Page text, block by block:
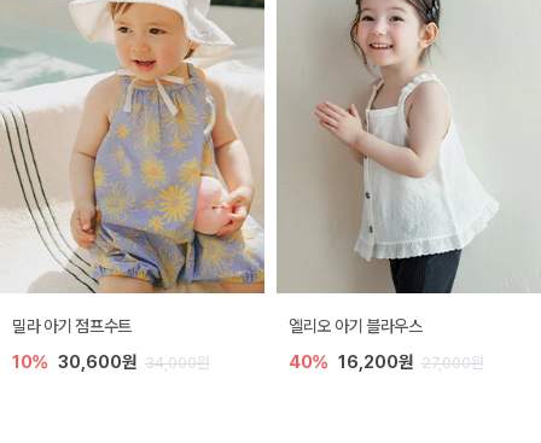
밀라 아기 점프수트
10% 30,600원 34,000원
엘리오 아기 블라우스
40% 16,200원 27,000원